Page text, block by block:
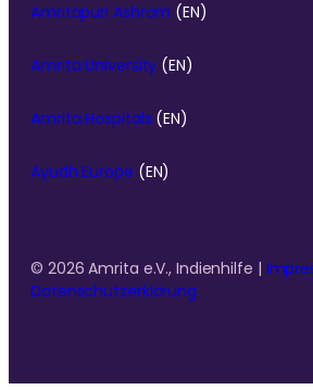
Amritapuri Ashram (EN)
Amrita University (EN)
Amrita Hospitals (EN)
Ayudh Europe (EN)
© 2026 Amrita e.V., Indienhilfe |
Datenschutzerklärung